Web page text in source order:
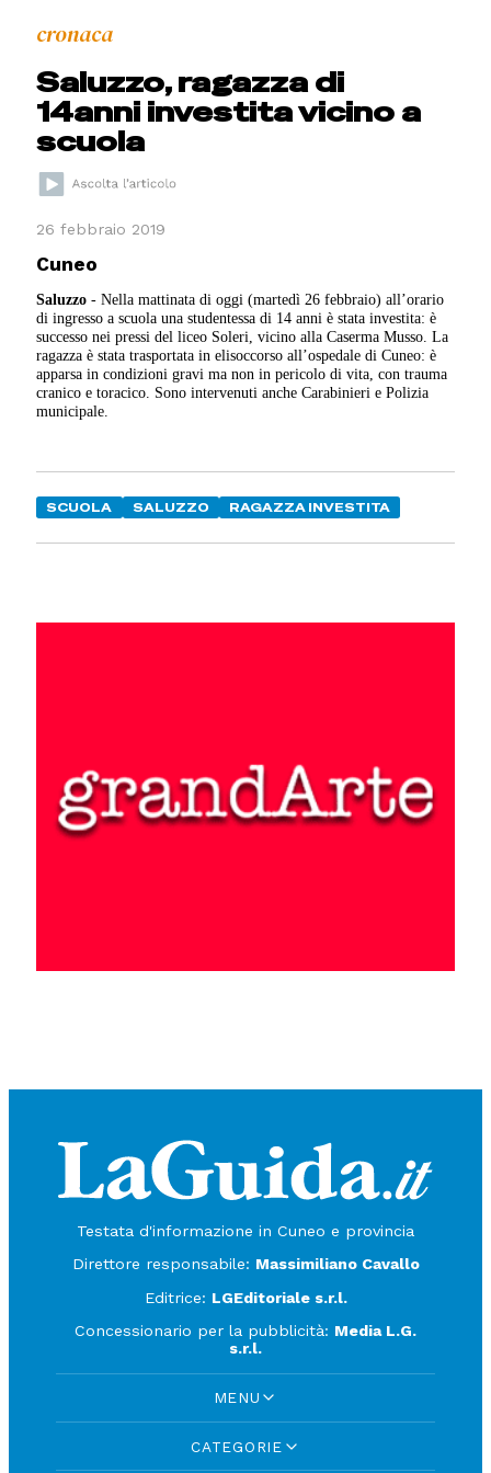
cronaca
Saluzzo, ragazza di
14anni investita vicino a
scuola
26 febbraio 2019
Cuneo
Saluzzo - Nella mattinata di oggi (martedì 26 febbraio) all’orario
di ingresso a scuola una studentessa di 14 anni è stata investita: è
successo nei pressi del liceo Soleri, vicino alla Caserma Musso. La
ragazza è stata trasportata in elisoccorso all’ospedale di Cuneo: è
apparsa in condizioni gravi ma non in pericolo di vita, con trauma
cranico e toracico. Sono intervenuti anche Carabinieri e Polizia
municipale.
SCUOLA SALUZZO RAGAZZA INVESTITA
Testata d'informazione in Cuneo e provincia
Direttore responsabile: Massimiliano Cavallo
Editrice: LGEditoriale s.r.l.
Concessionario per la pubblicità: Media L.G.
s.r.l.
MENU
CATEGORIE